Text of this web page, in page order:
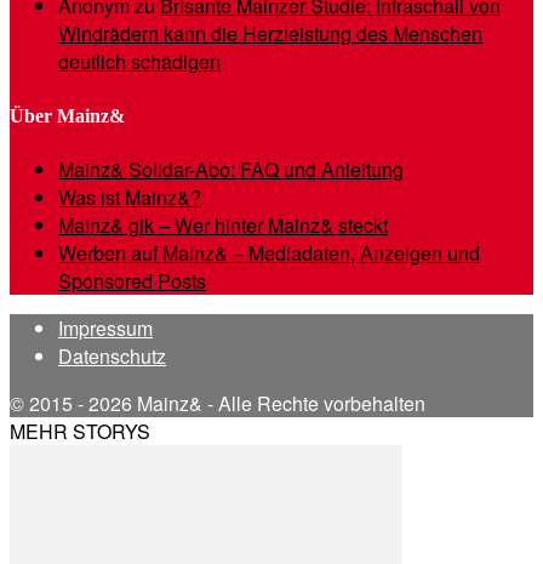
Windrädern kann die Herzleistung des Menschen
deutlich schädigen
Über Mainz&
Mainz& Solidar-Abo: FAQ und Anleitung
Was ist Mainz&?
Mainz& gik – Wer hinter Mainz& steckt
Werben auf Mainz& – Mediadaten, Anzeigen und
Sponsored Posts
Impressum
Datenschutz
© 2015 - 2026 Mainz& - Alle Rechte vorbehalten
MEHR STORYS